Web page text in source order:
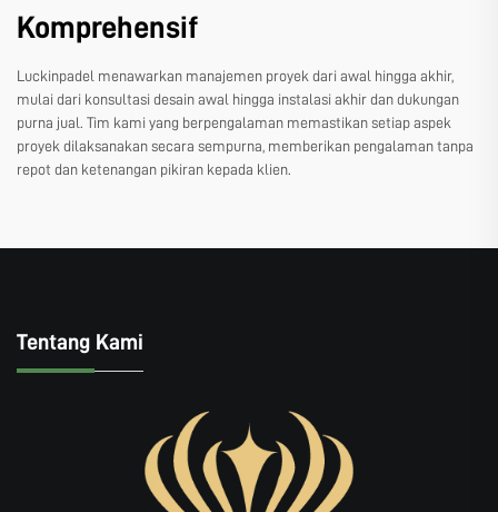
Komprehensif
Luckinpadel menawarkan manajemen proyek dari awal hingga akhir,
mulai dari konsultasi desain awal hingga instalasi akhir dan dukungan
purna jual. Tim kami yang berpengalaman memastikan setiap aspek
proyek dilaksanakan secara sempurna, memberikan pengalaman tanpa
repot dan ketenangan pikiran kepada klien.
Tentang Kami